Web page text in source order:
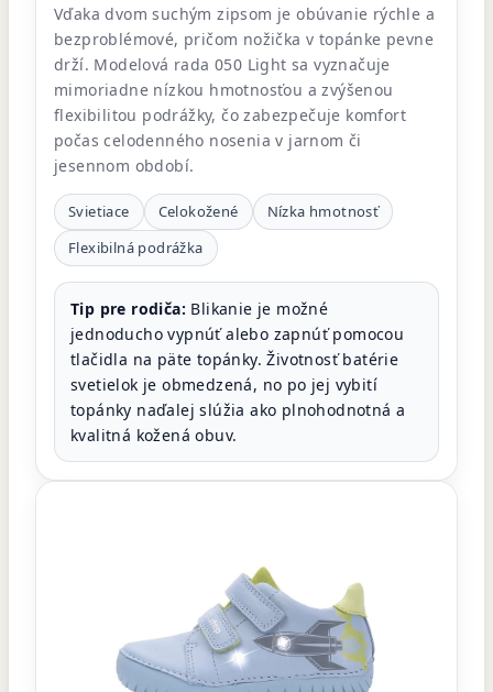
Vďaka dvom suchým zipsom je obúvanie rýchle a
bezproblémové, pričom nožička v topánke pevne
drží. Modelová rada 050 Light sa vyznačuje
mimoriadne nízkou hmotnosťou a zvýšenou
flexibilitou podrážky, čo zabezpečuje komfort
počas celodenného nosenia v jarnom či
jesennom období.
Svietiace Celokožené
Nízka hmotnosť
Flexibilná podrážka
Tip pre rodiča: Blikanie je možné
jednoducho vypnúť alebo zapnúť pomocou
tlačidla na päte topánky. Životnosť batérie
svetielok je obmedzená, no po jej vybití
topánky naďalej slúžia ako plnohodnotná a
kvalitná kožená obuv.